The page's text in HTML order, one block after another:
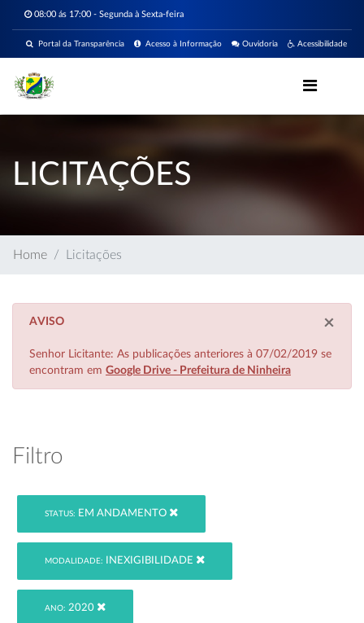
08:00 ás 17:00 - Segunda à Sexta-feira
Acessibilidade
Ouvidoria
Acesso à Informação
Portal da Transparência
LICITAÇÕES
Home Licitações
×
AVISO
Senhor Licitante: As publicações anteriores à 07/02/2019 se
encontram em Google Drive - Prefeitura de Ninheira
Filtro
STATUS: EM ANDAMENTO
MODALIDADE: INEXIGIBILIDADE
ANO: 2020